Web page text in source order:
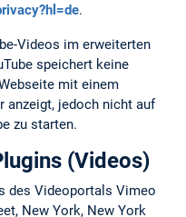
.
Videos im erweiterten
speichert keine
mit einem
anzeigt, jedoch nicht auf
zu starten.
(Videos)
des Videoportals Vimeo
New York, New York